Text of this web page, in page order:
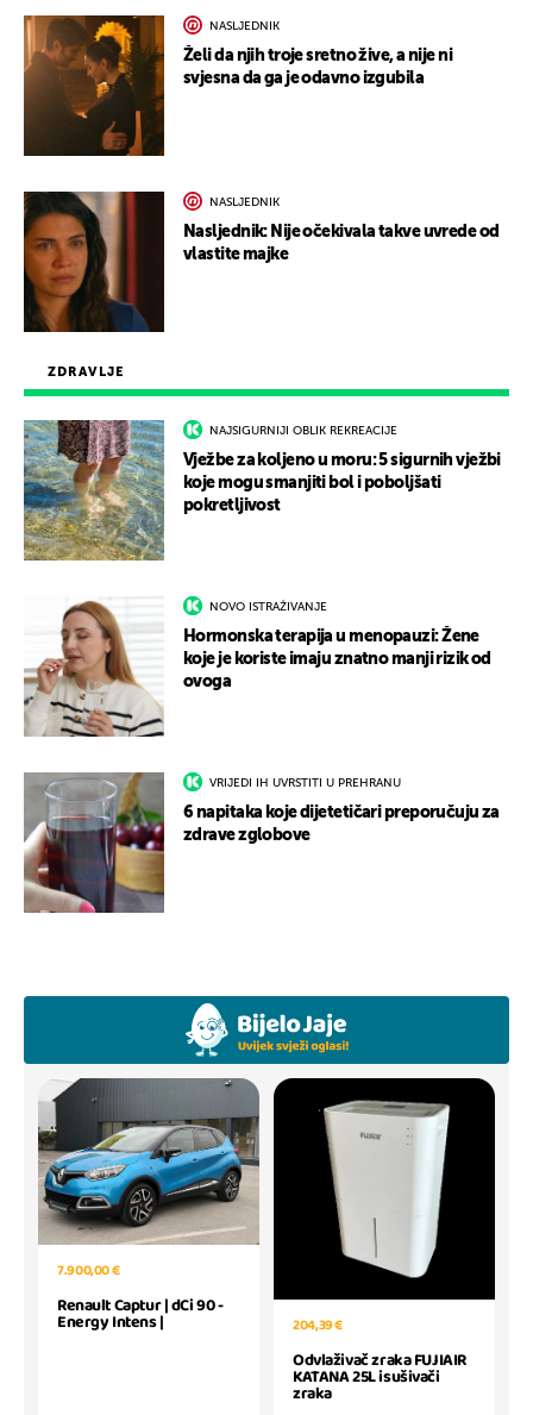
ZDRAVLJE
NAJSIGURNIJI OBLIK REKREACIJE
Vježbe za koljeno u moru: 5 sigurnih vježbi
koje mogu smanjiti bol i poboljšati
pokretljivost
NOVO ISTRAŽIVANJE
Hormonska terapija u menopauzi: Žene
koje je koriste imaju znatno manji rizik od
ovoga
VRIJEDI IH UVRSTITI U PREHRANU
6 napitaka koje dijetetičari preporučuju za
zdrave zglobove
NASLJEDNIK
Želi da njih troje sretno žive, a nije ni
svjesna da ga je odavno izgubila
NASLJEDNIK
Nasljednik: Nije očekivala takve uvrede od
vlastite majke
7.900,00 €
Renault Captur | dCi 90 -
Energy Intens | 204,39 €
Odvlaživač zraka FUJIAIR
KATANA 25L isušivači
zraka